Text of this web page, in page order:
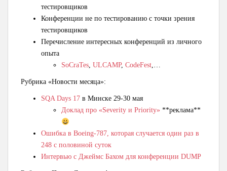
тестировщиков
Конференции не по тестированию с точки зрения
тестировщиков
Перечисление интересных конференций из личного
опыта
SoCraTes, ULCAMP, CodeFest,…
Рубрика «Новости месяца»:
SQA Days 17 в Минске 29-30 мая
Доклад про «Severity и Priority» **реклама**
Ошибка в Boeing-787, которая случается один раз в
248 с половиной суток
Интервью с Джеймс Бахом для конференции DUMP